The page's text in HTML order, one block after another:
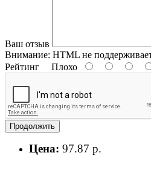
Ваш отзыв
Внимание: HTML не
Рейтинг Плохо
Продолжить
Цена: 97.87 р.